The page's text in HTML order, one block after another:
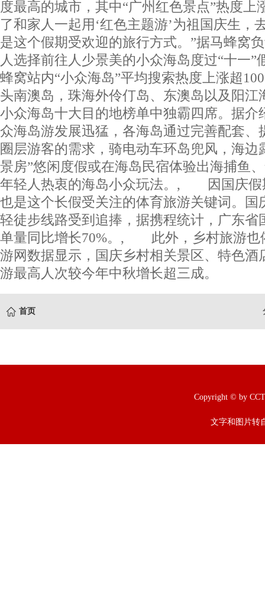
度最高的城市，其中“广州红色景点”热度
了和家人一起用‘红色主题游’为祖国庆生，
是这个假期受欢迎的旅行方式。”据马蜂窝
人选择前往人少景美的小众海岛度过“十一”
蜂窝站内“小众海岛”平均搜索热度上涨超
头南澳岛，珠海外伶仃岛、东澳岛以及阳江
小众海岛十大目的地榜单中独霸四席。据介
众海岛游发展迅猛，各海岛通过完善配套、
圈层游客的需求，骑电动车环岛兜风，海边
景房”悠闲度假或在海岛民宿体验出海捕鱼
年轻人热衷的海岛小众玩法。, 因国庆假
也是这个长假受关注的体育旅游关键词。国
轻徒步线路受到追捧，据携程统计，广东省
单量同比增长70%。, 此外，乡村旅游也
游网数据显示，国庆乡村相关景区、特色酒
游最高人次较今年中秋增长超三成。
首页
Copyright © by
文字和图片转